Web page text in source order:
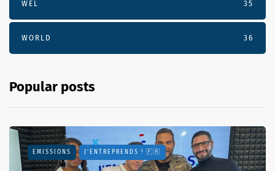
WEL 35
WORLD 36
Popular posts
EMISSIONS J'ENTREPRENDS ! 🇫🇷